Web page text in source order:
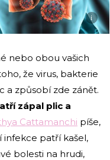
i
nebo obou vašich
že virus, bakterie
a způsobí zde zánět.
zápal plic a
Cattamanchi píše,
infekce patří kašel,
bolesti na hrudi,